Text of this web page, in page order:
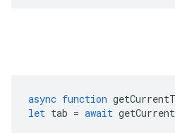
async function
let tab = await